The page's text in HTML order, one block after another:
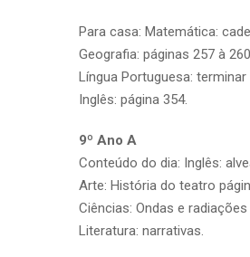
Para casa: Matemática:
Geografia: páginas 257 à 260.
Língua Portuguesa: terminar
Inglês: página 354.
9º Ano A
Conteúdo do dia: Inglês:
Arte: História do teatro
Ciências: Ondas e
Literatura: narrativas.